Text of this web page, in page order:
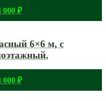
000 ₽
6×6 м, с
000 ₽